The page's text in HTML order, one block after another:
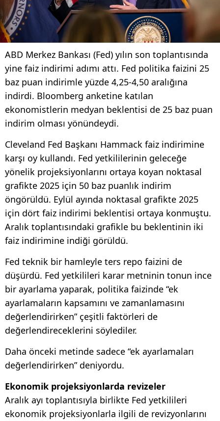
ABD Merkez Bankası (Fed) yılın son toplantısında
yine faiz indirimi adımı attı. Fed politika faizini 25
baz puan indirimle yüzde 4,25-4,50 aralığına
indirdi. Bloomberg anketine katılan
ekonomistlerin medyan beklentisi de 25 baz puan
indirim olması yönündeydi.
Cleveland Fed Başkanı Hammack faiz indirimine
karşı oy kullandı. Fed yetkililerinin geleceğe
yönelik projeksiyonlarını ortaya koyan noktasal
grafikte 2025 için 50 baz puanlık indirim
öngörüldü. Eylül ayında noktasal grafikte 2025
için dört faiz indirimi beklentisi ortaya konmuştu.
Aralık toplantısındaki grafikle bu beklentinin iki
faiz indirimine indiği görüldü.
Fed teknik bir hamleyle ters repo faizini de
düşürdü. Fed yetkilileri karar metninin tonun ince
bir ayarlama yaparak, politika faizinde “ek
ayarlamaların kapsamını ve zamanlamasını
değerlendirirken” çeşitli faktörleri de
değerlendireceklerini söylediler.
Daha önceki metinde sadece “ek ayarlamaları
değerlendirirken” deniyordu.
Ekonomik projeksiyonlarda revizeler
Aralık ayı toplantısıyla birlikte Fed yetkilileri
ekonomik projeksiyonlarla ilgili de revizyonlarını